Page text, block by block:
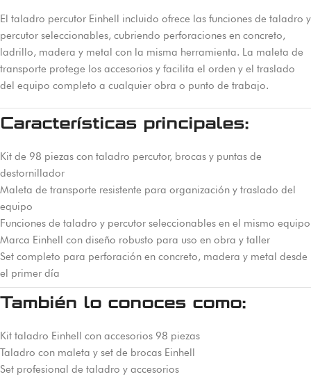
El taladro percutor Einhell incluido ofrece las funciones de taladro y
percutor seleccionables, cubriendo perforaciones en concreto,
ladrillo, madera y metal con la misma herramienta. La maleta de
transporte protege los accesorios y facilita el orden y el traslado
del equipo completo a cualquier obra o punto de trabajo.
Características principales:
Kit de 98 piezas con taladro percutor, brocas y puntas de
destornillador
Maleta de transporte resistente para organización y traslado del
equipo
Funciones de taladro y percutor seleccionables en el mismo equipo
Marca Einhell con diseño robusto para uso en obra y taller
Set completo para perforación en concreto, madera y metal desde
el primer día
También lo conoces como:
Kit taladro Einhell con accesorios 98 piezas
Taladro con maleta y set de brocas Einhell
Set profesional de taladro y accesorios